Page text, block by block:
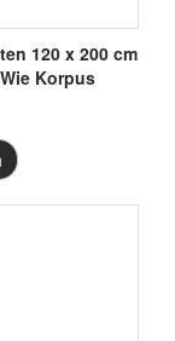
120 x 200 cm
Korpus